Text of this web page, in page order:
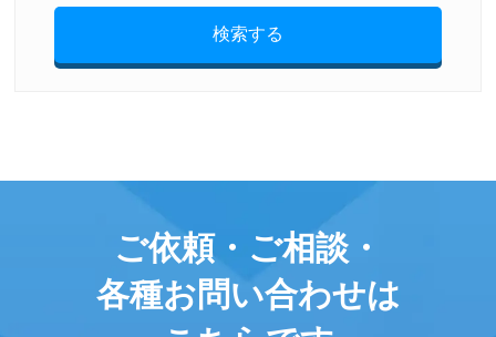
検索する
ご依頼・ご相談・
各種お問い合わせは